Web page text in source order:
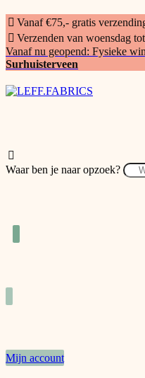
Vanaf €75,- gratis
Verzenden van woensdag
Vanaf nu geopend: Fysieke
Surhuisterveen
Waar ben je naar opzoek?
Mijn account